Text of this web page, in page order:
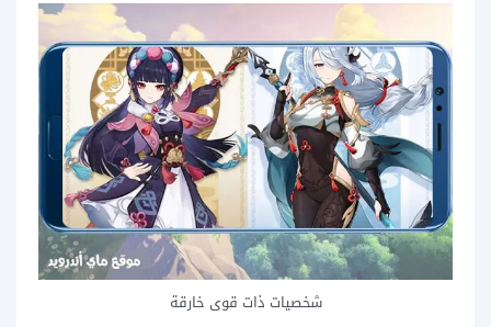
شخصيات ذات قوى خارقة